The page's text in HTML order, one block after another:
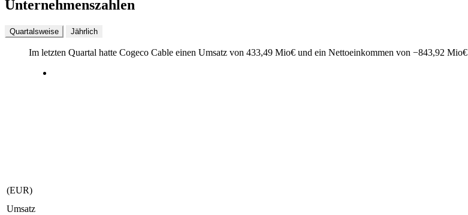
Unternehmenszahlen
Quartalsweise Jährlich
Im letzten Quartal hatte Cogeco Cable einen Umsatz von 433,49 Mio€ und ein Nettoeinkommen von −843,92 Mio€
(EUR)
Umsatz